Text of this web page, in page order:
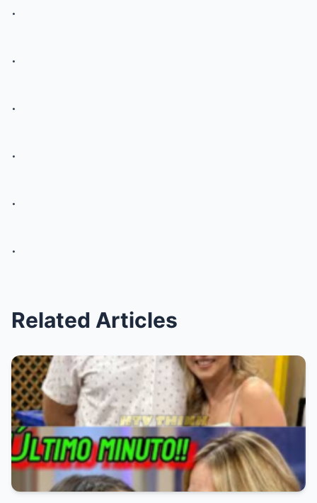
.
.
.
.
.
.
Related Articles